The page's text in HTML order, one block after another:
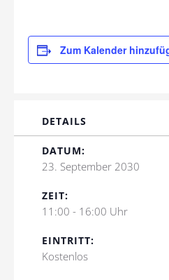
Zum Kalender
DETAILS
DATUM:
23. September 2030
ZEIT:
11:00 - 16:00 Uhr
EINTRITT:
Kostenlos